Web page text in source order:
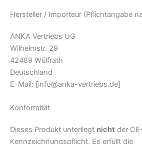
Hersteller / Importeur (Pflichtangabe
ANKA Vertriebs UG
Wilhelmstr. 29
42489 Wülfrath
Deutschland
E-Mail: [info@anka-vertriebs.de]
Konformität
Dieses Produkt unterliegt nicht der
Kennzeichnungspflicht. Es erfüllt die